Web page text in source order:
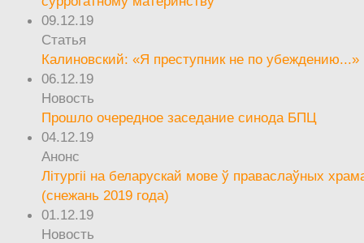
09.12.19
Статья
Калиновский: «Я преступник не по убеждению...»
06.12.19
Новость
Прошло очередное заседание синода БПЦ
04.12.19
Анонс
Літургіі на беларускай мове ў праваслаўных
(снежань 2019 года)
01.12.19
Новость